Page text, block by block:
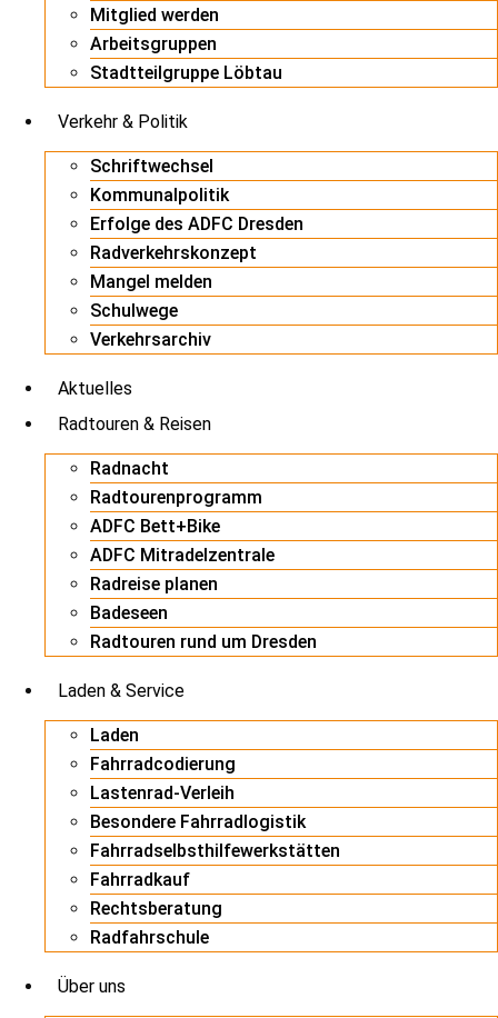
Mitglied werden
Arbeitsgruppen
Stadtteilgruppe Löbtau
Verkehr & Politik
Schriftwechsel
Kommunalpolitik
Erfolge des ADFC Dresden
Radverkehrskonzept
Mangel melden
Schulwege
Verkehrsarchiv
Aktuelles
Radtouren & Reisen
Radnacht
Radtourenprogramm
ADFC Bett+Bike
ADFC Mitradelzentrale
Radreise planen
Badeseen
Radtouren rund um Dresden
Laden & Service
Laden
Fahrradcodierung
Lastenrad-Verleih
Besondere Fahrradlogistik
Fahrradselbsthilfewerkstätten
Fahrradkauf
Rechtsberatung
Radfahrschule
Über uns